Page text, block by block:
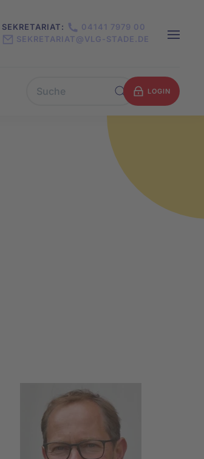
SEKRETARIAT:
04141 7979 00
SEKRETARIAT@VLG-STADE.DE
LOGIN